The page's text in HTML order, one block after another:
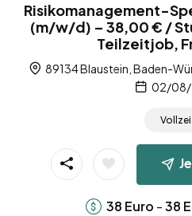
Risikomanagement-
(m/w/d) – 38,00 € /
Teilzeitjob,
89134 Blaustein, Baden-
02/
38 Euro -38